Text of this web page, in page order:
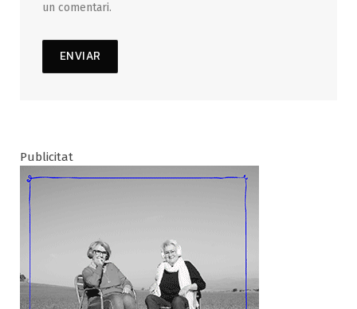
un comentari.
Publicitat